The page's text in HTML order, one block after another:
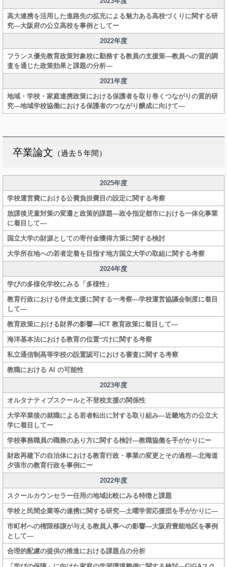
高大連携を活用した進路先の拡充による魅力ある高校づくりに関する研
究―大阪府の公立高校を事例としてー
2022年度
フランス優先教育政策対象校に勤務する教員の支援策―教員への質的調
査を通じた政策効果と課題の分析―
2021年度
地域・学校・家庭連携政策における保護者を取り巻くつながりの質的研
究―地域学校協働における保護者のつながり醸成に向けて―
卒業論文 （過去５年間）
2025年度
学校運営費における公費負担費目の設定に関する考察
放課後児童対策の変遷と政策的課題―政令指定都市における一体化事業
に着目して―
国立大学の財源としての寄付金獲得方策に関する検討
大学所在地への若者定着を目指す地方国立大学の取組に関する考察
2024年度
学びの多様化学校にみる「多様性」
教育行政における伴走支援に関する一考察―学校運営協議会制度に着目
して―
教育政策における財界の影響―ICT 教育政策に着目して―
海洋基本法における教育の位置づけに関する考察
私立通信制高等学校の設置認可における審査に関する考察
教職における AI の可能性
2023年度
オルタナティブスクールと不登校支援の関係性
大学卒業後の就職による若者転出に対する取り組み―近畿地方の公立大
学に着目してー
学校事務職員の職務のあり方に関する検討―教職協働を手がかりにー
財政再建下の自治体における教育行政・事業の変更とその過程―北海道
夕張市の教育行政を事例にー
2022年度
スクールカウンセラー任用の地域比較にみる特徴と課題
学校と民間企業等の連携に関する研究―土曜学習応援団を手がかりに―
市町村への権限移譲が与える教員人事への影響―大阪府豊能地区を事例
として―
合理的配慮の提供の推進における課題点の分析